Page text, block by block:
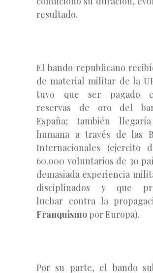
resultado.
El bando republicano
de material militar de la
tuvo que ser pagado
reservas de oro del
España; también
humana a través de las
Internacionales (ejercito
60.000 voluntarios de 30
demasiada experiencia
disciplinados y que
luchar contra la
Franquismo por Europa).
Por su parte, el bando